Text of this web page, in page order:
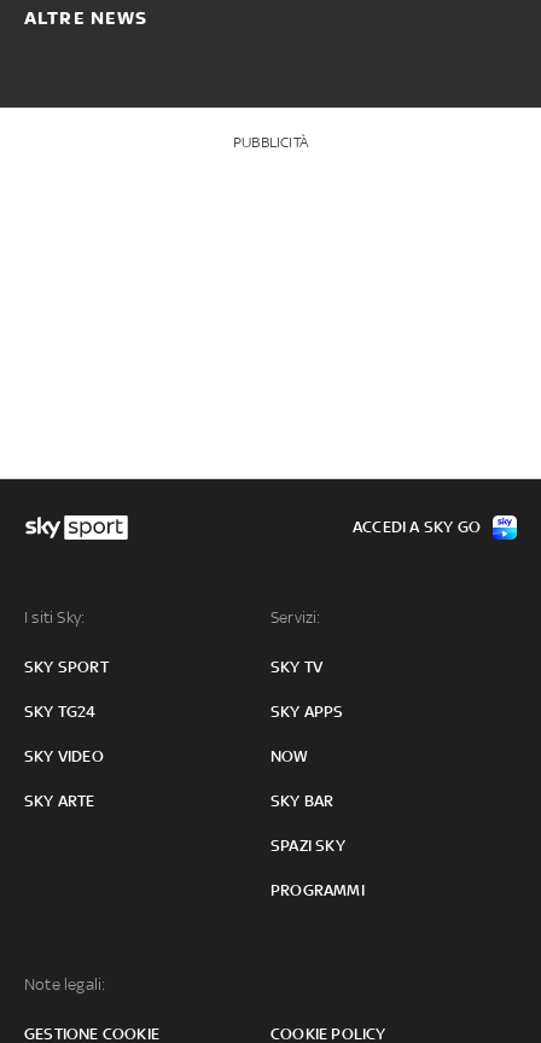
ALTRE NEWS
PUBBLICITÀ
I siti Sky:
SKY SPORT
SKY TG24
SKY VIDEO
SKY ARTE
Servizi:
SKY TV
SKY APPS
NOW
SKY BAR
SPAZI SKY
PROGRAMMI
Note legali:
GESTIONE COOKIE COOKIE POLICY
ACCEDI A SKY GO